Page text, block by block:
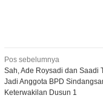
Navigasi
pos
Pos sebelumnya
Sah, Ade Roysadi dan Saadi
Jadi Anggota BPD
Keterwakilan Dusun 1